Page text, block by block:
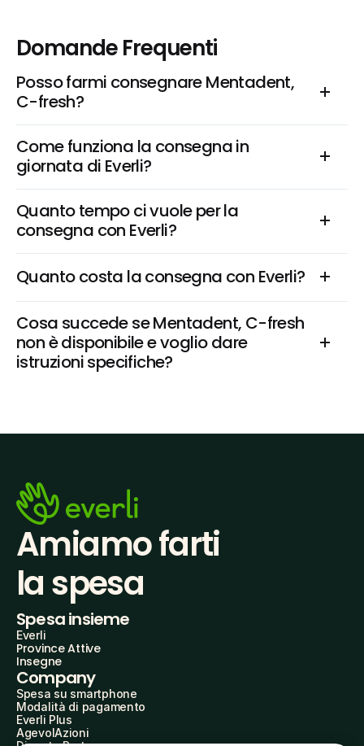
Domande Frequenti
Posso farmi consegnare Mentadent,
C-fresh?
Come funziona la consegna in
giornata di Everli?
Quanto tempo ci vuole per la
consegna con Everli?
Quanto costa la consegna con Everli?
Cosa succede se Mentadent, C-fresh
non è disponibile e voglio dare
istruzioni specifiche?
Amiamo farti
la spesa
Spesa insieme
Everli
Province Attive
Insegne
Company
Spesa su smartphone
Modalità di pagamento
Everli Plus
AgevolAzioni